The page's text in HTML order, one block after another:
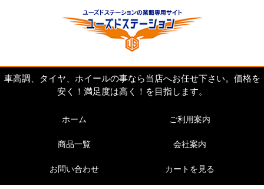
車高調、タイヤ、ホイールの事なら当店へお任せ下さい。価格を
安く！満足度は高く！を目指します。
ホーム ご利用案内
商品一覧 会社案内
お問い合わせ カートを見る